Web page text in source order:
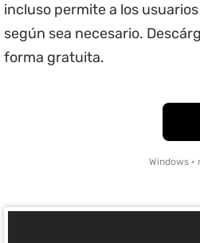
incluso permite a los
según sea necesario.
forma gratuita.
Windows •